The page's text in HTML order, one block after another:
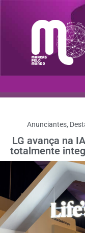
Anunciantes,
LG avança na
totalmente